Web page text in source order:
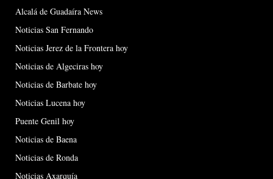
Alcalá de Guadaíra News
Noticias San Fernando
Noticias Jerez de la Frontera hoy
Noticias de Algeciras hoy
Noticias de Barbate hoy
Noticias Lucena hoy
Puente Genil hoy
Noticias de Baena
Noticias de Ronda
Noticias Axarquía